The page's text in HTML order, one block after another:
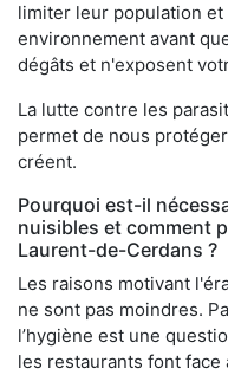
limiter leur population
environnement avant
dégâts et n'exposent
La lutte contre les
permet de nous
créent.
Pourquoi est-il
nuisibles et comment
Laurent-de-Cerdans ?
Les raisons motivant
ne sont pas moindres.
l’hygiène est une
les restaurants font